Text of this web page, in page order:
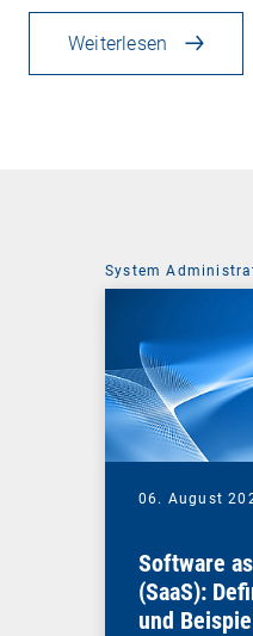
Weiterlesen
System
06. August
Software
(SaaS):
und